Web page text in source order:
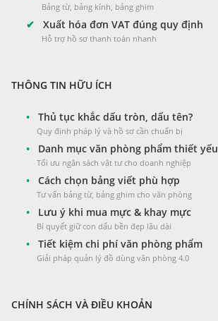
Bảng từ, bảng kính, bảng ghim
✔ Xuất hóa đơn VAT đúng quy định
Hỗ trợ hồ sơ thanh toán nhanh
THÔNG TIN HỮU ÍCH
• Thủ tục khắc dấu tròn, dấu tên?
Quy định pháp lý và hồ sơ cần chuẩn bị
• Danh mục văn phòng phẩm thiết yếu
Tối ưu ngân sách vật tư cho doanh nghiệp
• Cách chọn bảng viết phù hợp
Tư vấn bảng từ, bảng ghim cho văn phòng
• Lưu ý khi mua mực & khay mực
Bí quyết giữ con dấu bền đẹp lâu dài
• Tiết kiệm chi phí văn phòng phẩm
Giải pháp quản lý đồ dùng văn phòng 4.0
CHÍNH SÁCH VÀ ĐIỀU KHOẢN